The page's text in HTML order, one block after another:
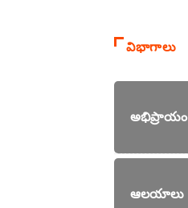
విభాగాలు
అభిప్రాయం
ఆలయాలు